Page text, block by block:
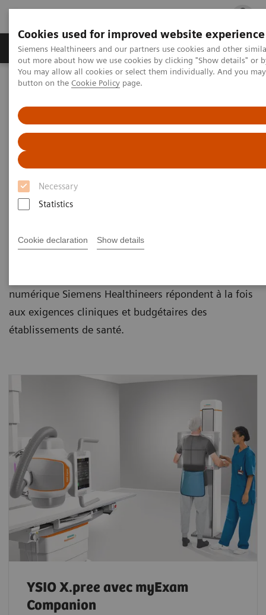
Cookies used for improved website experience
Siemens Healthineers and our partners use cookies and other
out more about how we use cookies by clicking "Show details" or
You may allow all cookies or select them individually. And you
button on the Cookie Policy page.
Necessary
Statistics
Cookie declaration Show details
Produits & services Spécialités cliniques
Accueil Imagerie Médicale
Systèmes de Radiographie
Systèmes de radiographie
numérique
Siemens Healthineers propose une gamme de
s’initient au monde de la radiographie numérique
numérique Siemens Healthineers répondent à la fois
aux exigences cliniques et budgétaires des
établissements de santé.
YSIO X.pree avec myExam
Companion